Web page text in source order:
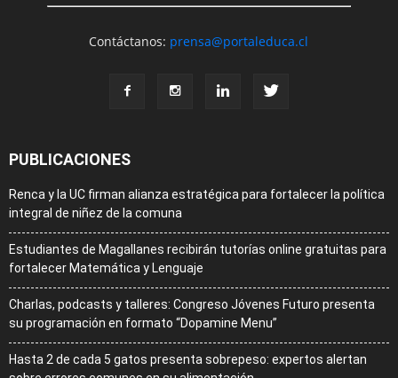
Contáctanos: prensa@portaleduca.cl
PUBLICACIONES
Renca y la UC firman alianza estratégica para fortalecer la política
integral de niñez de la comuna
Estudiantes de Magallanes recibirán tutorías online gratuitas para
fortalecer Matemática y Lenguaje
Charlas, podcasts y talleres: Congreso Jóvenes Futuro presenta
su programación en formato “Dopamine Menu”
Hasta 2 de cada 5 gatos presenta sobrepeso: expertos alertan